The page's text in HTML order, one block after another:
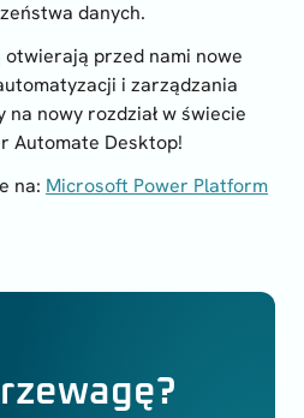
danych.
otwierają przed nami nowe
i zarządzania
na nowy rozdział w świecie
Automate Desktop!
na: Microsoft Power Platform